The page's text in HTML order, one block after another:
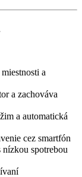
a
a zachováva
a automatická
cez smartfón
spotrebou